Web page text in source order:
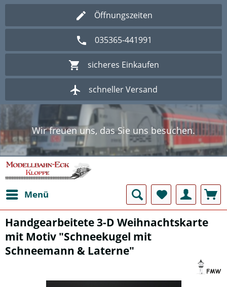
Öffnungszeiten
035365-441991
sicheres Einkaufen
schneller Versand
Wir freuen uns, das Sie uns besuchen.
Herzlich Willkommen im Onlineshop
Modellbahn - Eck Kloppe.
Wir freuen uns, das Sie uns besuchen.
Herzlich Willkommen im Onlineshop
Modellbahn - Eck Kloppe.
Menü
Handgearbeitete 3-D Weihnachtskarte
mit Motiv "Schneekugel mit
Schneemann & Laterne"